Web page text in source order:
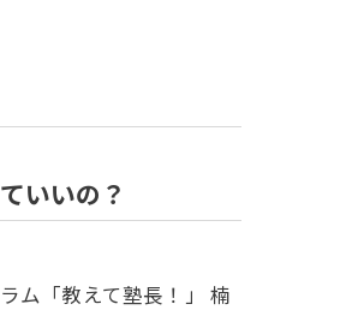
いいの？
ム「教えて塾長！」 楠